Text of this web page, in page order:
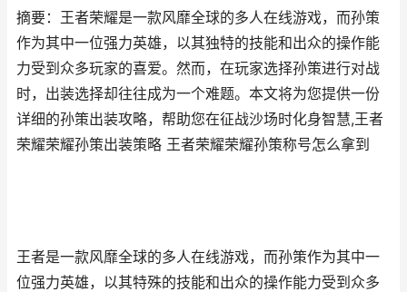
摘要：王者荣耀是一款风靡全球的多人在线游戏，而孙策
作为其中一位强力英雄，以其独特的技能和出众的操作能
力受到众多玩家的喜爱。然而，在玩家选择孙策进行对战
时，出装选择却往往成为一个难题。本文将为您提供一份
详细的孙策出装攻略，帮助您在征战沙场时化身智慧,王者
荣耀荣耀孙策出装策略 王者荣耀荣耀孙策称号怎么拿到
王者是一款风靡全球的多人在线游戏，而孙策作为其中一
位强力英雄，以其特殊的技能和出众的操作能力受到众多